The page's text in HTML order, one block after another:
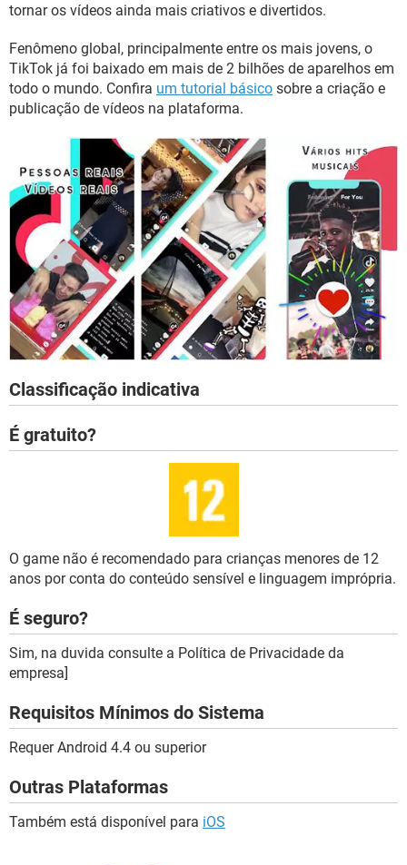
tornar os vídeos ainda mais criativos e divertidos.
Fenômeno global, principalmente entre os mais jovens, o
TikTok já foi baixado em mais de 2 bilhões de aparelhos em
todo o mundo. Confira um tutorial básico sobre a criação e
publicação de vídeos na plataforma.
Classificação indicativa
É gratuito?
O game não é recomendado para crianças menores de 12
anos por conta do conteúdo sensível e linguagem imprópria.
É seguro?
Sim, na duvida consulte a Política de Privacidade da
empresa]
Requisitos Mínimos do Sistema
Requer Android 4.4 ou superior
Outras Plataformas
Também está disponível para iOS